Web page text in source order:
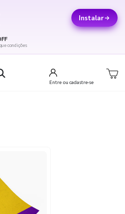
Instalar
condições
Entre ou cadastre-se